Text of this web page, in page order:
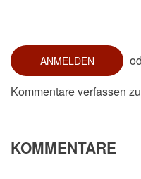
ANMELDEN
Kommentare verfassen
KOMMENTARE